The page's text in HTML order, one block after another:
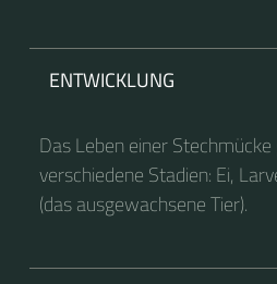
ENTWICKLUNG
Das Leben einer
verschiedene Stadien: Ei,
(das ausgewachsene Tier).